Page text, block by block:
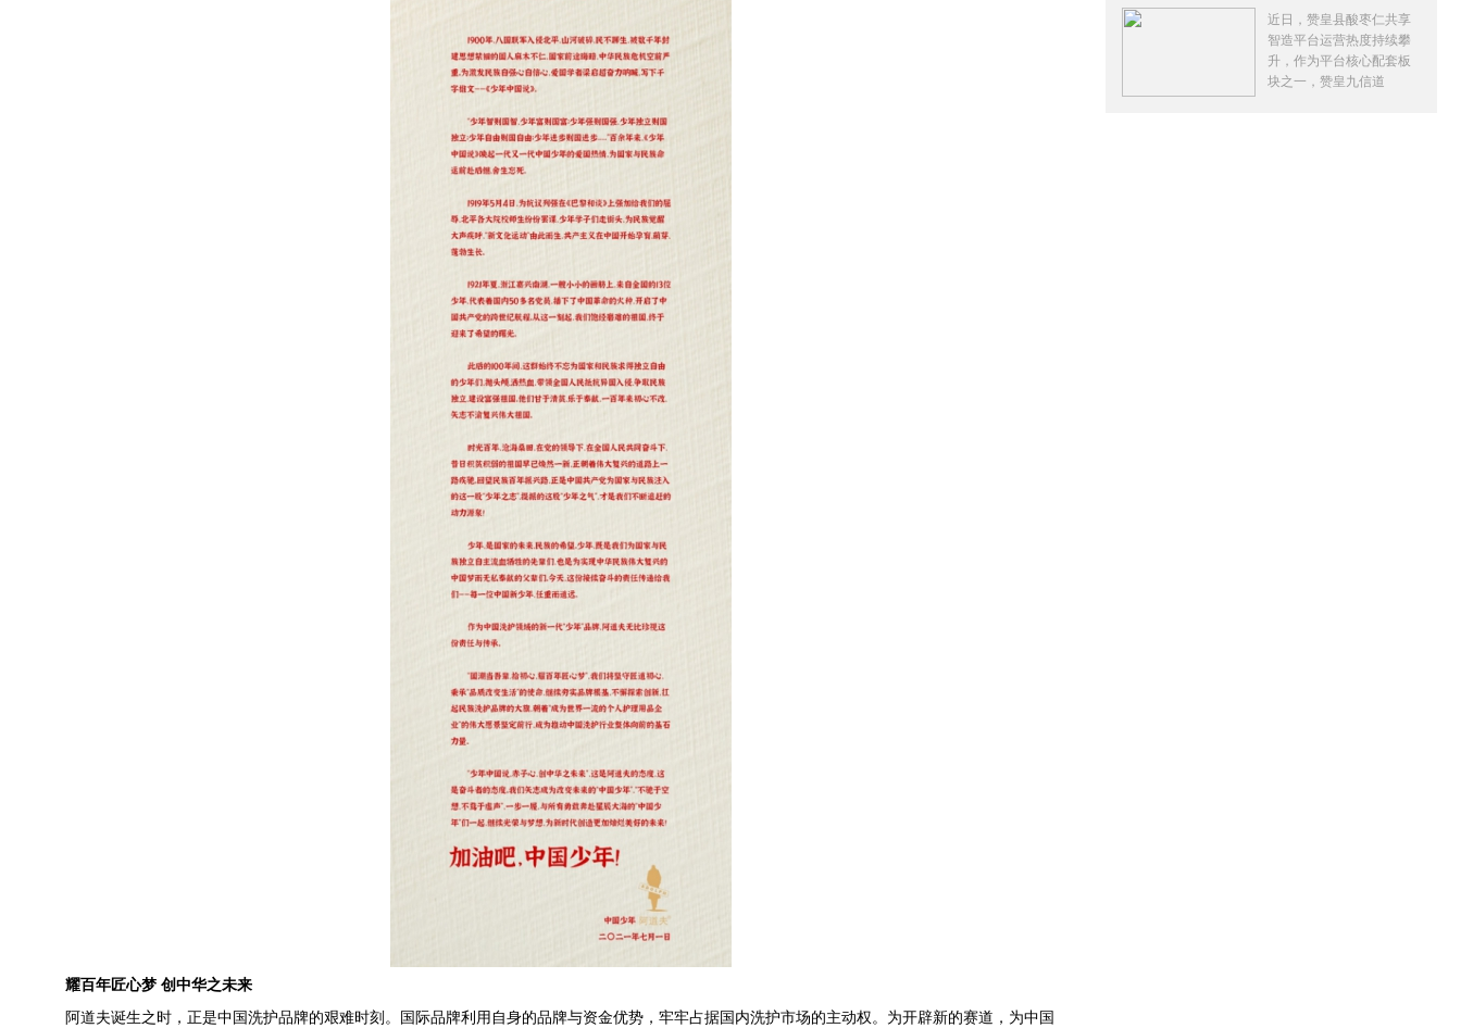
耀百年匠心梦 创中华之未来
阿道夫诞生之时，正是中国洗护品牌的艰难时刻。国际品牌利用自身的品牌与资金优势，牢牢占据国内洗护市场的主动权。为开辟新的赛道，为中国
俏
近日，赞皇县酸枣仁共享
智造平台运营热度持续攀
升，作为平台核心配套板
块之一，赞皇九信道